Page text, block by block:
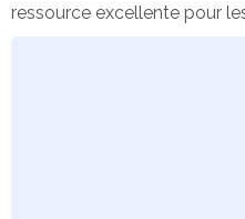
ressource excellente pour